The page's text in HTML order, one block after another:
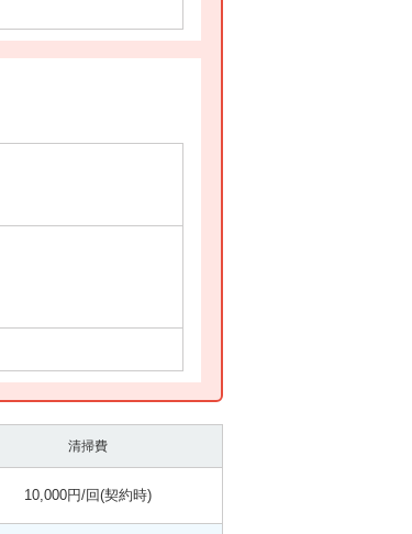
清掃費
10,000円/回(契約時)